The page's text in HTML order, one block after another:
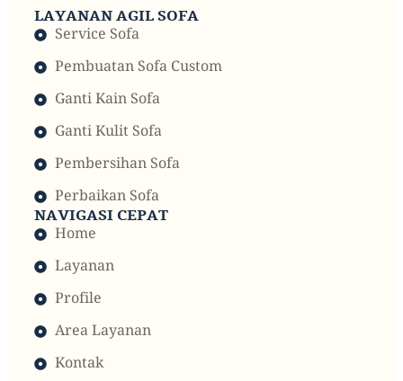
LAYANAN AGIL SOFA
Service Sofa
Pembuatan Sofa Custom
Ganti Kain Sofa
Ganti Kulit Sofa
Pembersihan Sofa
Perbaikan Sofa
NAVIGASI CEPAT
Home
Layanan
Profile
Area Layanan
Kontak